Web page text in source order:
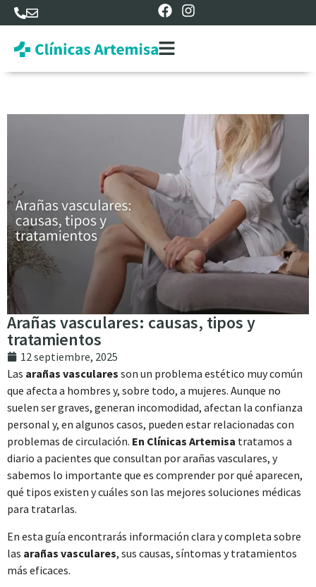
Arañas vasculares: causas, tipos y
tratamientos
12 septiembre, 2025
Las arañas vasculares son un problema estético muy común
que afecta a hombres y, sobre todo, a mujeres. Aunque no
suelen ser graves, generan incomodidad, afectan la confianza
personal y, en algunos casos, pueden estar relacionadas con
problemas de circulación. En Clínicas Artemisa tratamos a
diario a pacientes que consultan por arañas vasculares, y
sabemos lo importante que es comprender por qué aparecen,
qué tipos existen y cuáles son las mejores soluciones médicas
para tratarlas.
En esta guía encontrarás información clara y completa sobre
las arañas vasculares, sus causas, síntomas y tratamientos
más eficaces.